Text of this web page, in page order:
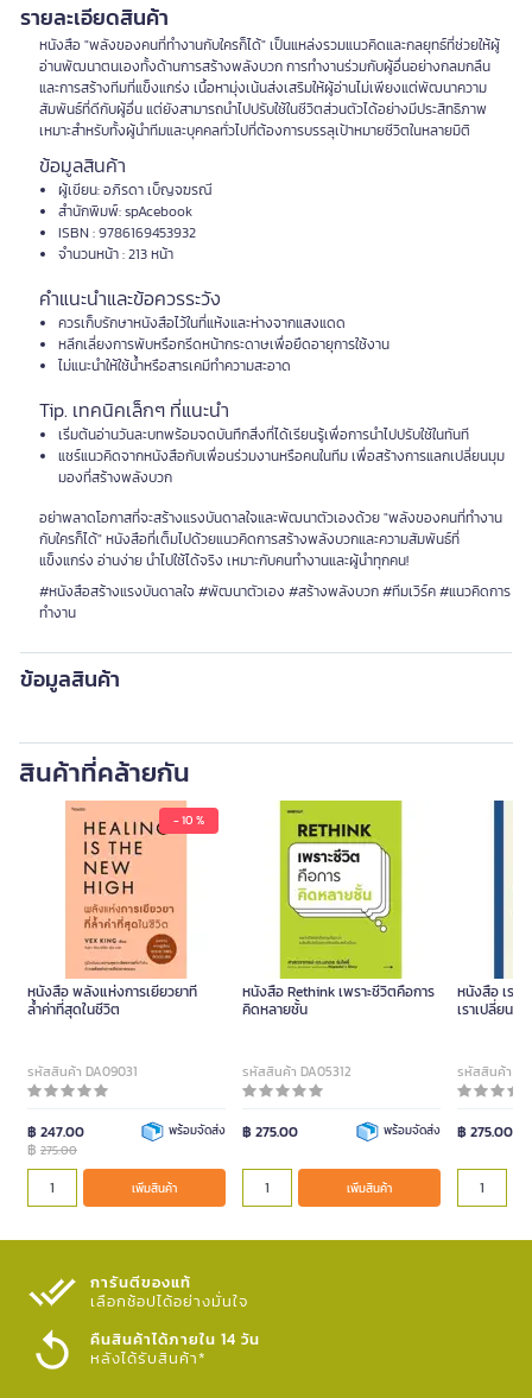
รายละเอียดสินค้า
หนังสือ "พลังของคนที่ทำงานกับใครก็ได้" เป็นแหล่งรวมแนวคิดและกลยุทธ์ที่ช่วยให้ผู้
อ่านพัฒนาตนเองทั้งด้านการสร้างพลังบวก การทำงานร่วมกับผู้อื่นอย่างกลมกลืน
และการสร้างทีมที่แข็งแกร่ง เนื้อหามุ่งเน้นส่งเสริมให้ผู้อ่านไม่เพียงแต่พัฒนาความ
สัมพันธ์ที่ดีกับผู้อื่น แต่ยังสามารถนำไปปรับใช้ในชีวิตส่วนตัวได้อย่างมีประสิทธิภาพ
เหมาะสำหรับทั้งผู้นำทีมและบุคคลทั่วไปที่ต้องการบรรลุเป้าหมายชีวิตในหลายมิติ
ข้อมูลสินค้า
ผู้เขียน: อภิรดา เบ็ญจฆรณี
สำนักพิมพ์: spAcebook
ISBN : 9786169453932
จำนวนหน้า : 213 หน้า
คำแนะนำและข้อควรระวัง
ควรเก็บรักษาหนังสือไว้ในที่แห้งและห่างจากแสงแดด
หลีกเลี่ยงการพับหรือกรีดหน้ากระดาษเพื่อยืดอายุการใช้งาน
ไม่แนะนำให้ใช้น้ำหรือสารเคมีทำความสะอาด
Tip. เทคนิคเล็กๆ ที่แนะนำ
เริ่มต้นอ่านวันละบทพร้อมจดบันทึกสิ่งที่ได้เรียนรู้เพื่อการนำไปปรับใช้ในทันที
แชร์แนวคิดจากหนังสือกับเพื่อนร่วมงานหรือคนในทีม เพื่อสร้างการแลกเปลี่ยนมุม
มองที่สร้างพลังบวก
อย่าพลาดโอกาสที่จะสร้างแรงบันดาลใจและพัฒนาตัวเองด้วย "พลังของคนที่ทำงาน
กับใครก็ได้" หนังสือที่เต็มไปด้วยแนวคิดการสร้างพลังบวกและความสัมพันธ์ที่
แข็งแกร่ง อ่านง่าย นำไปใช้ได้จริง เหมาะกับคนทำงานและผู้นำทุกคน!
#หนังสือสร้างแรงบันดาลใจ #พัฒนาตัวเอง #สร้างพลังบวก #ทีมเวิร์ค #แนวคิดการ
ทำงาน
ข้อมูลสินค้า
สินค้าที่คล้ายกัน
- 10 %
หนังสือ พลังแห่งการเยียวยาที่
ล้ำค่าที่สุดในชีวิต
รหัสสินค้า DA09031
฿ 247.00
฿ 275.00
พร้อมจัดส่ง
เพิ่มสินค้า
หนังสือ Rethink เพราะชีวิตคือการ
คิดหลายชั้น
รหัสสินค้า DA05312
฿ 275.00 พร้อมจัดส่ง
เพิ่มสินค้า
หนังสือ เรา
เราเปลี่ยนคำ
รหัสสินค้า
฿ 275.00
การันตีของแท้
เลือกช้อปได้อย่างมั่นใจ​
คืนสินค้าได้ภายใน 14 วัน
หลังได้รับสินค้า*